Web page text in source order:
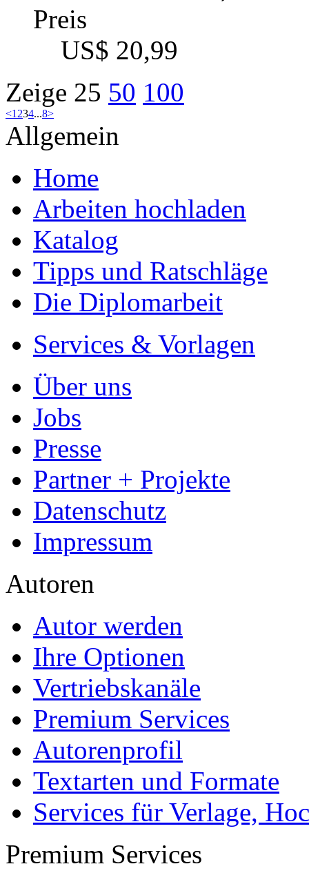
Effekte von
Ein empirischer Review
Autor
Daniel Schmidt
Kategorie
Bachelorarbeit, 2014
Preis
US$ 9,99
Die Bedeutung der
Autor
Christian Kipp
Kategorie
Bachelorarbeit, 2016
Preis
US$ 18,99
Gibt es moralische
philosophische
Autor
Derya Caliskan
Kategorie
Examensarbeit, 2015